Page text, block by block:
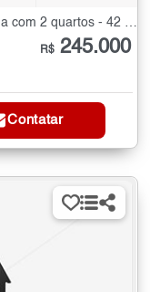
Apartamento à Venda na Vila Guilhermina com 2 quartos - 42 m²
R$ 245.000
Contatar